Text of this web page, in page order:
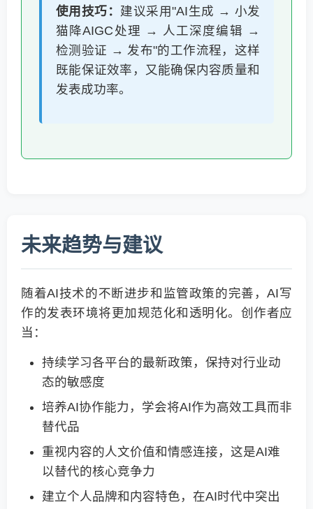
使用技巧： 建议采用"AI生成 → 小发
猫降AIGC处理 → 人工深度编辑 →
检测验证 → 发布"的工作流程，这样
既能保证效率，又能确保内容质量和
发表成功率。
未来趋势与建议
随着AI技术的不断进步和监管政策的完善，AI写
作的发表环境将更加规范化和透明化。创作者应
当：
持续学习各平台的最新政策，保持对行业动
态的敏感度
培养AI协作能力，学会将AI作为高效工具而非
替代品
重视内容的人文价值和情感连接，这是AI难
以替代的核心竞争力
建立个人品牌和内容特色，在AI时代中突出